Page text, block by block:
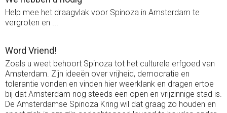
Help mee het draagvlak voor Spinoza in Amsterdam te
vergroten en ...
Word Vriend!
Zoals u weet behoort Spinoza tot het culturele erfgoed van
Amsterdam. Zijn ideeën over vrijheid, democratie en
tolerantie vonden en vinden hier weerklank en dragen ertoe
bij dat Amsterdam nog steeds een open en vrijzinnige stad is.
De Amsterdamse Spinoza Kring wil dat graag zo houden en